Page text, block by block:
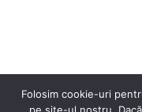
Folosim cookie-uri